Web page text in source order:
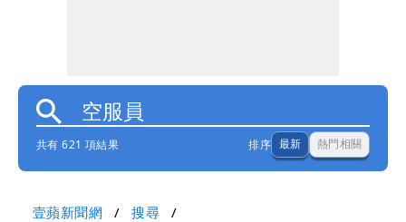
共有 621 項結果 排序 最新 熱門相關
壹蘋新聞網 搜尋